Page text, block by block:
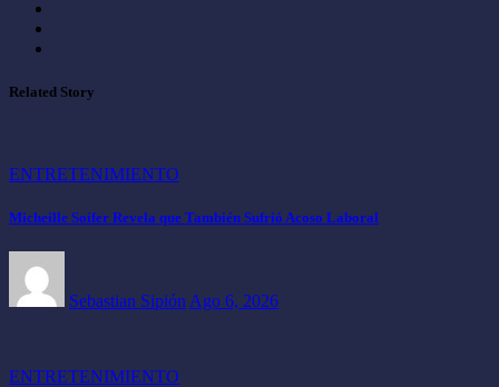
Related Story
ENTRETENIMIENTO
Micheille Soifer Revela que También Sufrió Acoso Laboral
Sebastian Sipión Ago 6, 2026
ENTRETENIMIENTO